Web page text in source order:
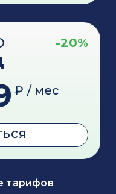
-20%
₽ / мес
тарифов